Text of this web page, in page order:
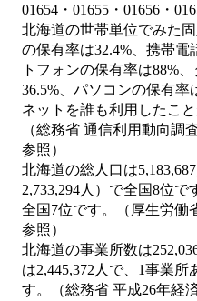
01654・01655・01656・
北海道の世帯単位でみた
の保有率は32.4%、携帯電
トフォンの保有率は88%
36.5%、パソコンの保有率
ネットを誰も利用したこ
（総務省 通信利用動向調
参照）
北海道の総人口は
2,733,294人）で全国8位で
全国7位です。（厚生労働
参照）
北海道の事業所数は
は2,445,372人で、1事業
す。（総務省 平成26年経